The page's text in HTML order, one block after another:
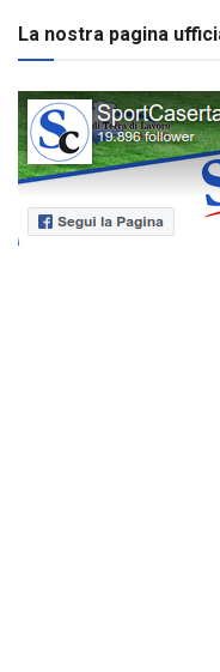
La nostra pagina